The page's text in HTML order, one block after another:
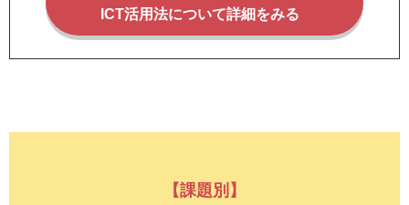
ICT活用法について詳細をみる
【課題別】